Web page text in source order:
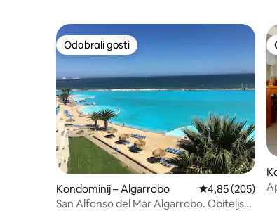
Odabrali gosti
Odabrali gosti
Kondominij – Algarrobo Prosječna
4,85 (205)
San Alfonso del Mar Algarrobo. Obiteljski